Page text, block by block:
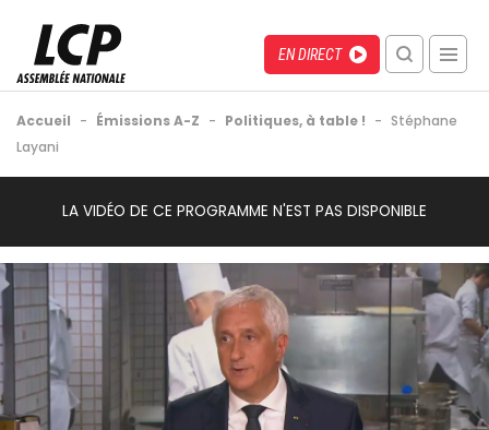
contenu
principal
Menu
recherche
mobile
Direct
EN DIRECT
Fil
d'Ariane
Accueil - Émissions A-Z - Politiques, à table ! - Stéphane
Layani
top
LA VIDÉO DE CE PROGRAMME N'EST PAS DISPONIBLE
Image